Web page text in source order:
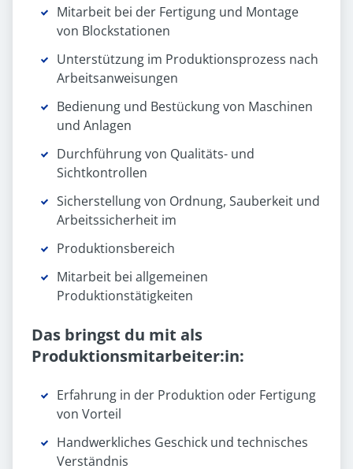
Mitarbeit bei der Fertigung und Montage
von Blockstationen
Unterstützung im Produktionsprozess nach
Arbeitsanweisungen
Bedienung und Bestückung von Maschinen
und Anlagen
Durchführung von Qualitäts- und
Sichtkontrollen
Sicherstellung von Ordnung, Sauberkeit und
Arbeitssicherheit im
Produktionsbereich
Mitarbeit bei allgemeinen
Produktionstätigkeiten
Das bringst du mit als
Produktionsmitarbeiter:in:
Erfahrung in der Produktion oder Fertigung
von Vorteil
Handwerkliches Geschick und technisches
Verständnis